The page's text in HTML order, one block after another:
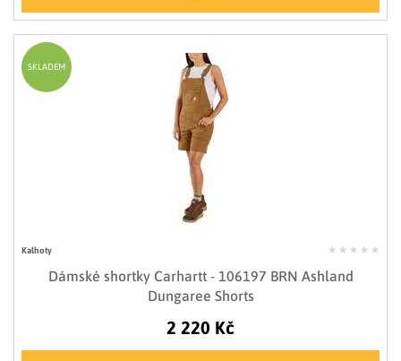
Kalhoty
Dámské shortky Carhartt - 106197 BRN Ashland
Dungaree Shorts
2 220 Kč
SKLADEM